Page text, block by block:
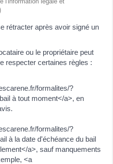
rétracter après avoir signé un
ou le propriétaire peut
respecter certaines règles :
formalites/?
à tout moment</a>, en
formalites/?
à la date d'échéance du bail
a>, sauf manquements
<a